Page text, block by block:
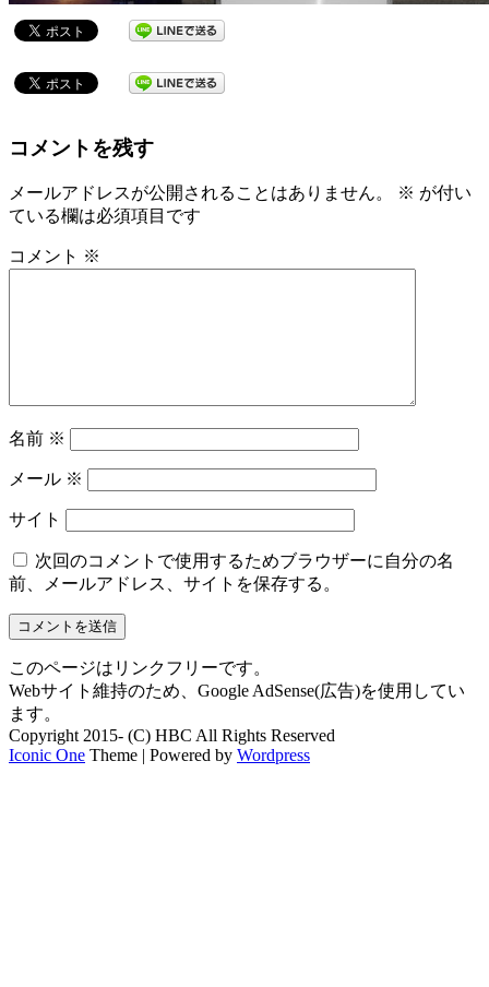
コメントを残す
メールアドレスが公開されることはありません。 ※ が付い
ている欄は必須項目です
コメント ※
名前 ※
メール ※
サイト
次回のコメントで使用するためブラウザーに自分の名
前、メールアドレス、サイトを保存する。
このページはリンクフリーです。
Webサイト維持のため、Google AdSense(広告)を使用してい
ます。
Copyright 2015- (C) HBC All Rights Reserved
Iconic One Theme | Powered by Wordpress